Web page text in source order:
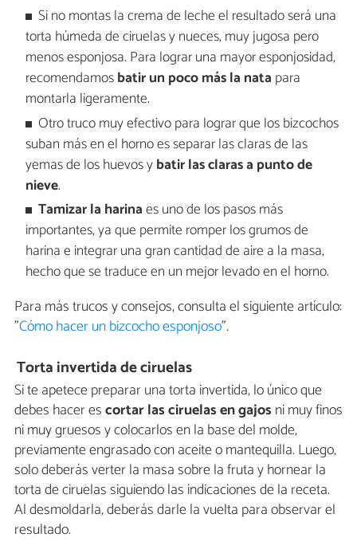
Si no montas la crema de leche el resultado será una
torta húmeda de ciruelas y nueces, muy jugosa pero
menos esponjosa. Para lograr una mayor esponjosidad,
recomendamosbatir un poco más la nata para
montarla ligeramente.
Otro truco muy efectivo para lograr que los bizcochos
suban más en el horno es separar las claras de las
yemas de los huevos ybatir las claras a punto de
nieve.
Tamizar la harinaes uno de los pasos más
importantes, ya que permite romper los grumos de
harina e integrar una gran cantidad de aire a la masa,
hecho que se traduce en un mejor levado en el horno.
Para más trucos y consejos, consulta el siguiente artículo:
"Cómo hacer un bizcocho esponjoso".
Torta invertida de ciruelas
Si te apetece preparar una torta invertida, lo único que
debes hacer escortar las ciruelas en gajos ni muy finos
ni muy gruesos y colocarlos en la base del molde,
previamente engrasado con aceite o mantequilla. Luego,
solo deberás verter la masa sobre la fruta y hornear la
torta de ciruelas siguiendo las indicaciones de la receta.
Al desmoldarla, deberás darle la vuelta para observar el
resultado.